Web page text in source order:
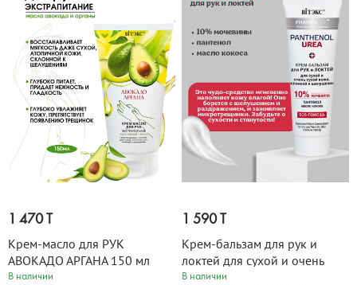
1 470 T
Крем-масло для РУК
АВОКАДО АРГАНА 150 мл
В наличии
1 590 T
Крем-бальзам для рук и
локтей для сухой и очень
сухой кожи PANTHENOL
В наличии